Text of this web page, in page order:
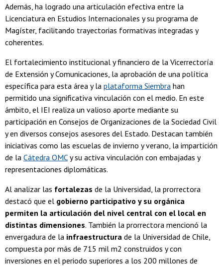
Además, ha logrado una articulación efectiva entre la
Licenciatura en Estudios Internacionales y su programa de
Magíster, facilitando trayectorias formativas integradas y
coherentes.
El fortalecimiento institucional y financiero de la Vicerrectoría
de Extensión y Comunicaciones, la aprobación de una política
específica para esta área y la plataforma Siembra han
permitido una significativa vinculación con el medio. En este
ámbito, el IEI realiza un valioso aporte mediante su
participación en Consejos de Organizaciones de la Sociedad Civil
y en diversos consejos asesores del Estado. Destacan también
iniciativas como las escuelas de invierno y verano, la impartición
de la Cátedra OMC y su activa vinculación con embajadas y
representaciones diplomáticas.
Al analizar las fortalezas de la Universidad, la prorrectora
destacó que el gobierno participativo y su orgánica
permiten la articulación del nivel central con el local en
distintas dimensiones. También la prorrectora mencionó la
envergadura de la infraestructura de la Universidad de Chile,
compuesta por más de 715 mil m2 construidos y con
inversiones en el periodo superiores a los 200 millones de